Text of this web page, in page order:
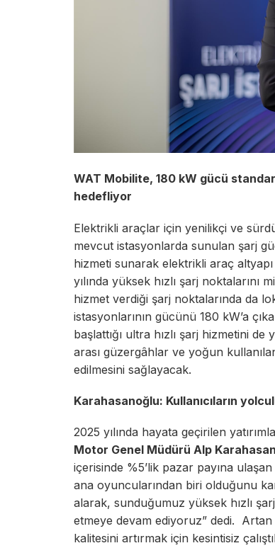
WAT Mobilite, 180 kW gücü
hedefliyor
Elektrikli araçlar için yenilikçi ve
mevcut istasyonlarda sunulan şarj
hizmeti sunarak elektrikli araç
yılında yüksek hızlı şarj
hizmet verdiği şarj noktalarında da
istasyonlarının gücünü 180 kW’a
başlattığı ultra hızlı şarj hizmetini de
arası güzergâhlar ve yoğun
edilmesini sağlayacak.
Karahasanoğlu: Kullanıcıların
2025 yılında hayata geçirilen
Motor Genel Müdürü Alp
içerisinde %5’lik pazar payına
ana oyuncularından biri olduğunu
alarak, sunduğumuz yüksek hızlı
etmeye devam ediyoruz” dedi.
kalitesini artırmak için kesintisiz